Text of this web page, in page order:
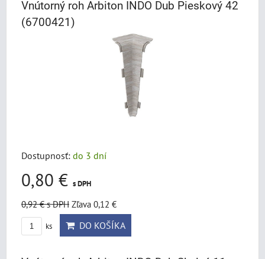
Vnútorný roh Arbiton INDO Dub Pieskový 42
(6700421)
Dostupnosť: do 3 dní
0,80 € s DPH
0,92 €s DPH Zľava 0,12 €
ks DO KOŠÍKA